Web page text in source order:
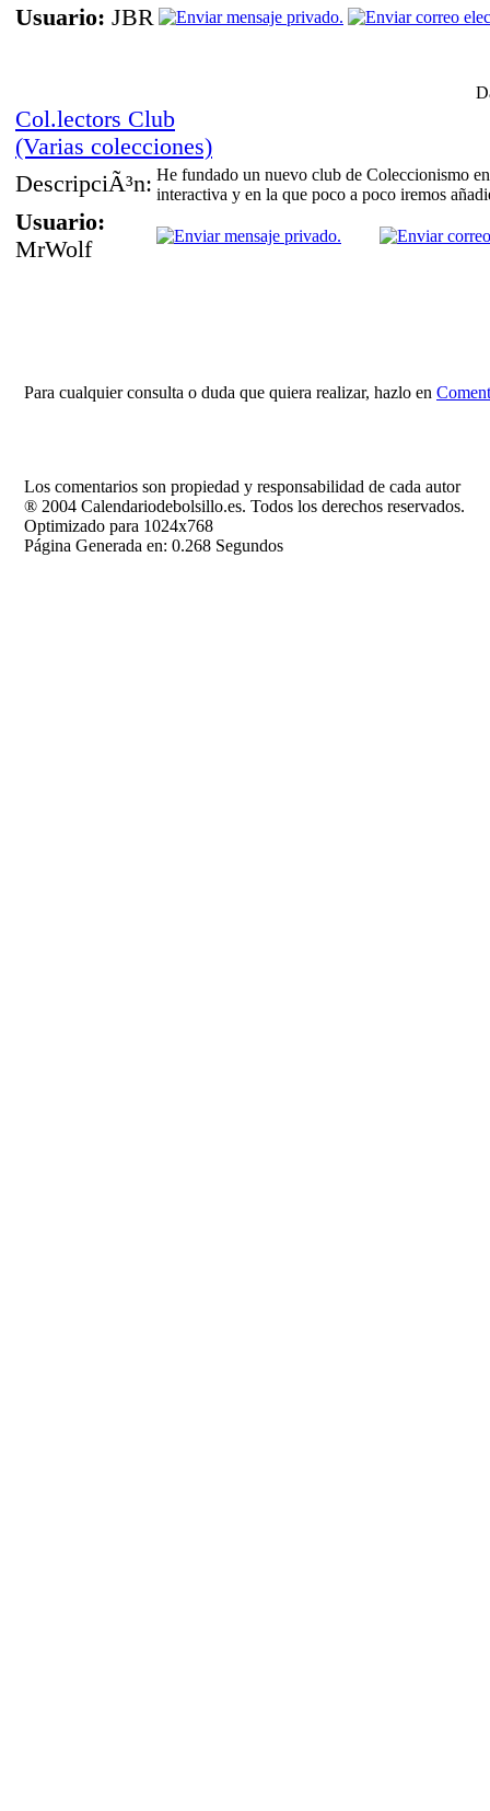
Usuario: JBR
Col.lectors Club
(Varias colecciones)
DescripciÃ³n: He fundado un nuevo club de Coleccionismo
interactiva y en la que poco a poco iremos
Usuario:
MrWolf
Para cualquier consulta o duda que quiera realizar, hazlo en
Los comentarios son propiedad y responsabilidad de cada autor
® 2004 Calendariodebolsillo.es. Todos los derechos reservados.
Optimizado para 1024x768
Página Generada en: 0.268 Segundos